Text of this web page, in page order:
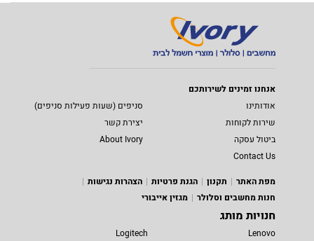
אנחנו זמינים לשירותכם
אודותינו
סניפים (שעות פעילות סניפים)
שירות לקוחות
יצירת קשר
ביטול עסקה
About Ivory
Contact Us
מפת האתר
תקנון הגנת פרטיות
הצהרות נגישות
חנות מחשבים וסלולר
מגזין אייבורי
חנויות מותג
Lenovo
Logitech